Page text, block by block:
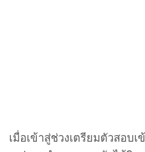
เมื่อเข้าสู่ช่วงเตรียมตัวสอบเ